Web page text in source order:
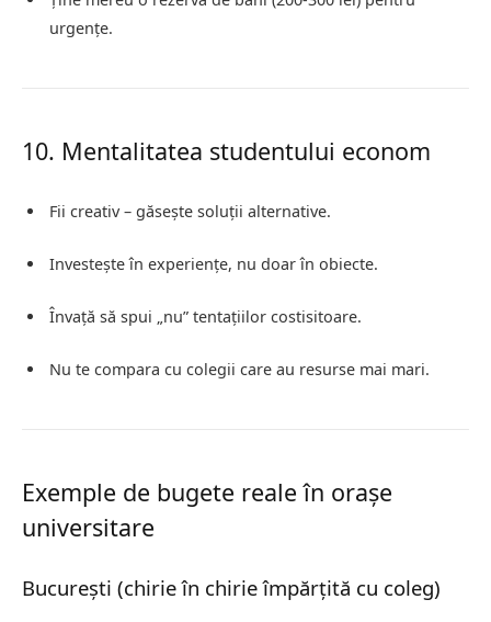
urgențe.
10. Mentalitatea studentului econom
Fii creativ – găsește soluții alternative.
Investește în experiențe, nu doar în obiecte.
Învață să spui „nu” tentațiilor costisitoare.
Nu te compara cu colegii care au resurse mai mari.
Exemple de bugete reale în orașe
universitare
București (chirie în chirie împărțită cu coleg)